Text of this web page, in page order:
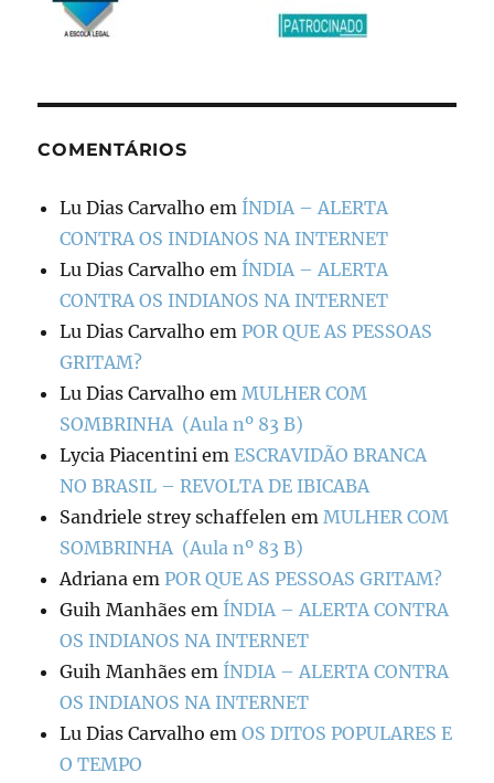
COMENTÁRIOS
Lu Dias Carvalho em ÍNDIA – ALERTA
CONTRA OS INDIANOS NA INTERNET
Lu Dias Carvalho em ÍNDIA – ALERTA
CONTRA OS INDIANOS NA INTERNET
Lu Dias Carvalho emPOR QUE AS PESSOAS
GRITAM?
Lu Dias Carvalho emMULHER COM
SOMBRINHA (Aula nº 83 B)
Lycia Piacentini emESCRAVIDÃO BRANCA
NO BRASIL – REVOLTA DE IBICABA
Sandriele strey schaffelen emMULHER COM
SOMBRINHA (Aula nº 83 B)
Adriana emPOR QUE AS PESSOAS GRITAM?
Guih Manhães em ÍNDIA – ALERTA CONTRA
OS INDIANOS NA INTERNET
Guih Manhães em ÍNDIA – ALERTA CONTRA
OS INDIANOS NA INTERNET
Lu Dias Carvalho emOS DITOS POPULARES E
O TEMPO